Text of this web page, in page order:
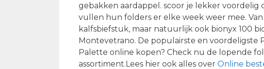
gebakken aardappel. scoor je lekker
vullen hun folders er elke week weer mee.
kalfsbiefstuk, maar natuurlijk ook bionyx 100
Montevetrano. De populairste en voordeligste
Palette online kopen? Check nu de lopende
assortiment.Lees hier ook alles over Online